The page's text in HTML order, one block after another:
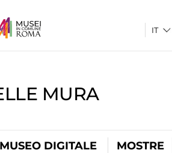
MURA
MUSEO DIGITALE MOSTRE